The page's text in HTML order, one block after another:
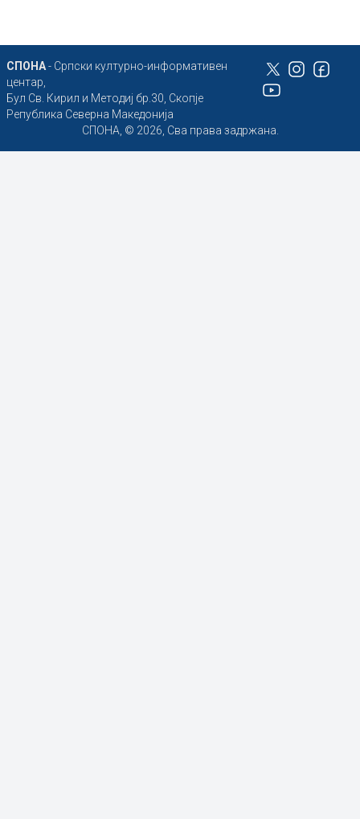
СПОНА- Српски културно-информативен
центар,
Бул Св. Кирил и Методиј бр.30, Скопје
Република Северна Македонија
СПОНА, © 2026, Сва права задржана.